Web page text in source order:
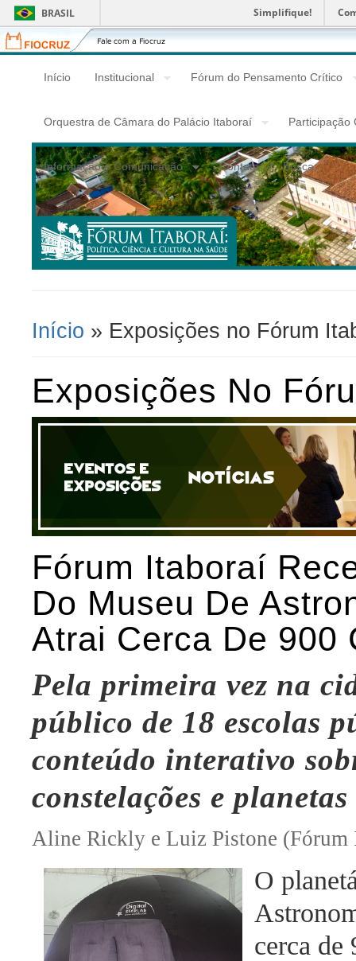
BRASIL Simplifique!
Fiocruz
Fale
com
Fiocruz
Início Institucional Fórum do Pensamento Crítico
Orquestra de Câmara do Palácio Itaboraí Participação
Informação e Comunicação Contato Busca
Você Está Aqui
Início » Exposições no Fórum
Exposições No
Fórum Itaboraí
Do Museu De
Atrai Cerca De 900
Pela primeira vez na
público de 18 escolas
conteúdo interativo
constelações e
Aline Rickly e Luiz Pistone (Fórum
O
cerca de